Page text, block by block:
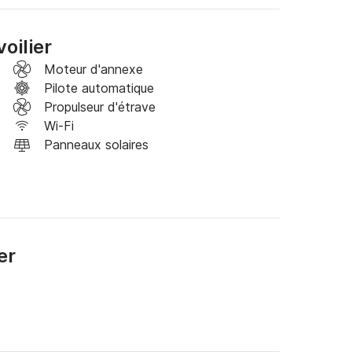
vous à l'eau, abaissez la plate-forme de
que des collations et des boissons
alors que le soleil se couche derrière les
et performant.
Moteur d'annexe
Pilote automatique
Propulseur d'étrave
Wi-Fi
Panneaux solaires